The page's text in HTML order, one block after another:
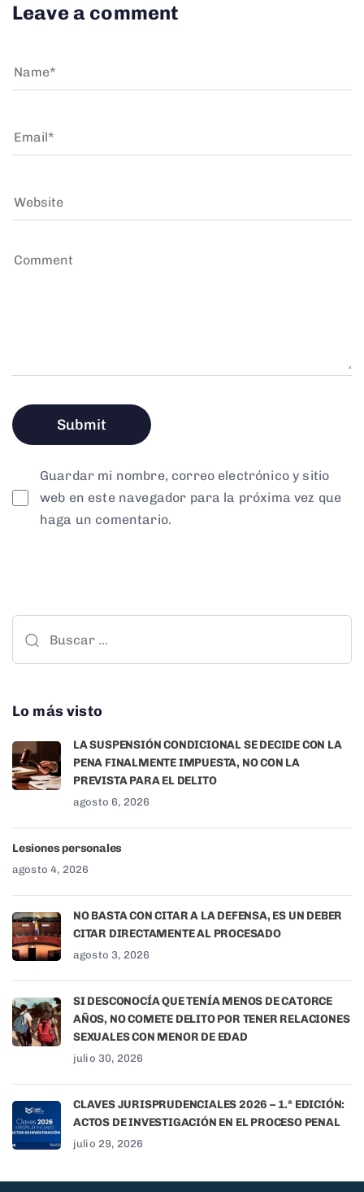
Leave a comment
Guardar mi nombre, correo electrónico y sitio
web en este navegador para la próxima vez que
haga un comentario.
Lo más visto
LA SUSPENSIÓN CONDICIONAL SE DECIDE CON LA
PENA FINALMENTE IMPUESTA, NO CON LA
PREVISTA PARA EL DELITO
agosto 6, 2026
Lesiones personales
agosto 4, 2026
NO BASTA CON CITAR A LA DEFENSA, ES UN DEBER
CITAR DIRECTAMENTE AL PROCESADO
agosto 3, 2026
SI DESCONOCÍA QUE TENÍA MENOS DE CATORCE
AÑOS, NO COMETE DELITO POR TENER RELACIONES
SEXUALES CON MENOR DE EDAD
julio 30, 2026
CLAVES JURISPRUDENCIALES 2026 – 1.ª EDICIÓN:
ACTOS DE INVESTIGACIÓN EN EL PROCESO PENAL
julio 29, 2026